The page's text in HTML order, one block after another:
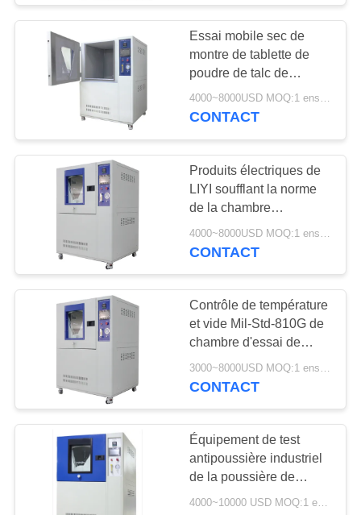
Essai mobile sec de
montre de tablette de
poudre de talc de
chambre d'essai de la
poussière de sable de
4000~8000USD MOQ:1 ensemble
CONTACT
Produits électriques de
LIYI soufflant la norme
de la chambre
IEC60529 d'essai de
sable et de poussière
CONTACT
Contrôle de température
et vide Mil-Std-810G de
chambre d'essai de
poussière de sable de
soufflage de LIYI
3000~8000USD MOQ:1 ensemble
CONTACT
Équipement de test
antipoussière industriel
de la poussière de
l'équipement de test Ip6x
4000~10000 USD MOQ:1 ensemble